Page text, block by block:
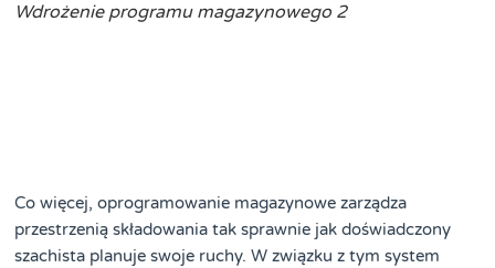
Wdrożenie programu magazynowego 2
Co więcej, oprogramowanie magazynowe zarządza
przestrzenią składowania tak sprawnie jak doświadczony
szachista planuje swoje ruchy. W związku z tym system